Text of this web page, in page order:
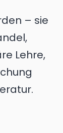
– sie
Lehre,